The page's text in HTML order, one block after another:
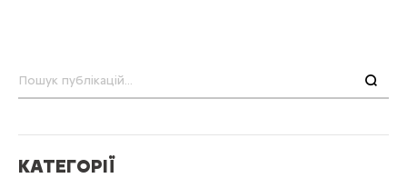
КАТЕГОРІЇ